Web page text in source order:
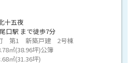
十五夜
口駅 まで徒歩7分
第1 新築戸建 2号棟
㎡(38.96坪)公簿
㎡(31.36坪)